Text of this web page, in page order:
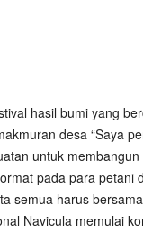
hasil bumi yang
desa “Saya
untuk
pada para petani
semua harus
Navicula memulai